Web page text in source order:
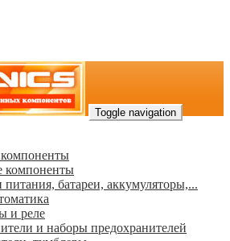
Toggle navigation
компоненты
батареи, аккумуляторы,...
и реле
и наборы предохранителей